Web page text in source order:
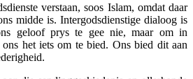
verstaan, soos Islam, omdat daar
midde is. Intergodsdienstige dialoog is
geloof prys te gee nie, maar om in
het iets om te bied. Ons bied dit aan